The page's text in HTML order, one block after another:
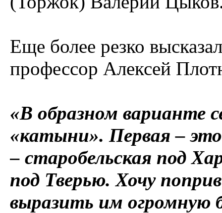
Еще более резко
профессор Алексей
«В образном варианте
«катыни». Первая –
– старобельская под
под Тверью. Хочу
выразить им огромную